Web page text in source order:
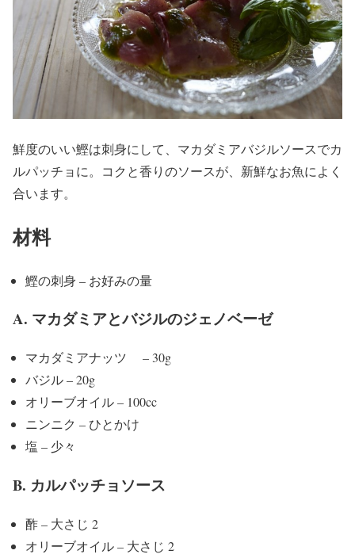
鮮度のいい鰹は刺身にして、マカダミアバジルソースでカ
ルパッチョに。コクと香りのソースが、新鮮なお魚によく
合います。
材料
鰹の刺身 – お好みの量
A. マカダミアとバジルのジェノベーゼ
マカダミアナッツ – 30g
バジル – 20g
オリーブオイル – 100cc
ニンニク – ひとかけ
塩 – 少々
B. カルパッチョソース
酢 – 大さじ 2
オリーブオイル – 大さじ 2